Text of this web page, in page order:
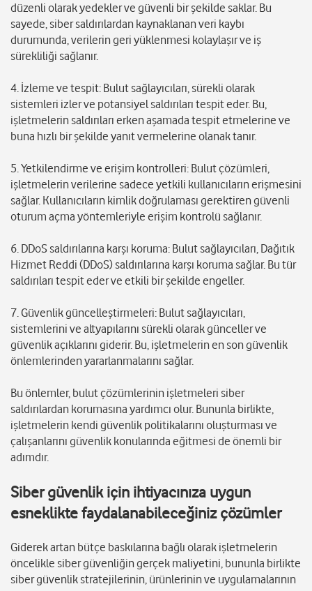
düzenli olarak yedekler ve güvenli bir şekilde saklar. Bu
sayede, siber saldırılardan kaynaklanan veri kaybı
durumunda, verilerin geri yüklenmesi kolaylaşır ve iş
sürekliliği sağlanır.
4. İzleme ve tespit: Bulut sağlayıcıları, sürekli olarak
sistemleri izler ve potansiyel saldırıları tespit eder. Bu,
işletmelerin saldırıları erken aşamada tespit etmelerine ve
buna hızlı bir şekilde yanıt vermelerine olanak tanır.
5. Yetkilendirme ve erişim kontrolleri: Bulut çözümleri,
işletmelerin verilerine sadece yetkili kullanıcıların erişmesini
sağlar. Kullanıcıların kimlik doğrulaması gerektiren güvenli
oturum açma yöntemleriyle erişim kontrolü sağlanır.
6. DDoS saldırılarına karşı koruma: Bulut sağlayıcıları, Dağıtık
Hizmet Reddi (DDoS) saldırılarına karşı koruma sağlar. Bu tür
saldırıları tespit eder ve etkili bir şekilde engeller.
7. Güvenlik güncelleştirmeleri: Bulut sağlayıcıları,
sistemlerini ve altyapılarını sürekli olarak günceller ve
güvenlik açıklarını giderir. Bu, işletmelerin en son güvenlik
önlemlerinden yararlanmalarını sağlar.
Bu önlemler, bulut çözümlerinin işletmeleri siber
saldırılardan korumasına yardımcı olur. Bununla birlikte,
işletmelerin kendi güvenlik politikalarını oluşturması ve
çalışanlarını güvenlik konularında eğitmesi de önemli bir
adımdır.
Siber güvenlik için ihtiyacınıza uygun
esneklikte faydalanabileceğiniz çözümler
Giderek artan bütçe baskılarına bağlı olarak işletmelerin
öncelikle siber güvenliğin gerçek maliyetini, bununla birlikte
siber güvenlik stratejilerinin, ürünlerinin ve uygulamalarının